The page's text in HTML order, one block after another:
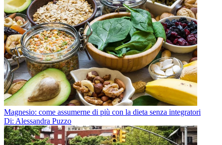
Magnesio: come assumerne di più con la dieta senza integratori
Di: Alessandra Puzzo